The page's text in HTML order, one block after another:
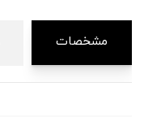
مشخصات